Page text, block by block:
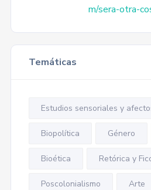
m/sera-otra-
Temáticas
Estudios sensoriales y
Biopolítica Género
Bioética Retórica y
Poscolonialismo Arte